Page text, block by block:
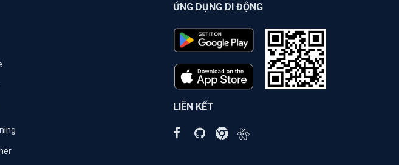
ỨNG DỤNG DI ĐỘNG
LIÊN KẾT